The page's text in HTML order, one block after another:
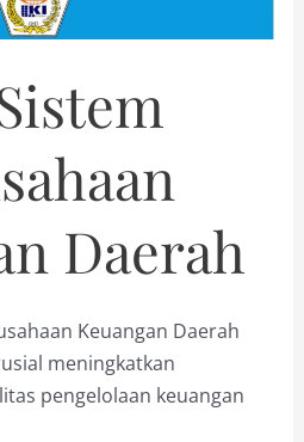
Daerah
Keuangan Daerah
meningkatkan
pengelolaan keuangan